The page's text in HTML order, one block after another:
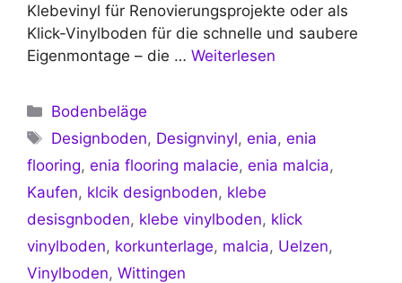
Klebevinyl für Renovierungsprojekte oder als
Klick-Vinylboden für die schnelle und saubere
Eigenmontage – die … Weiterlesen
Kategorien
Bodenbeläge
Schlagwörter
Designboden, Designvinyl,enia,enia
flooring, enia flooring malacie, enia malcia,
Kaufen, klcik designboden, klebe
desisgnboden, klebe vinylboden, klick
vinylboden, korkunterlage, malcia, Uelzen,
Vinylboden, Wittingen